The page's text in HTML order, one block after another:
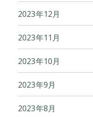
2023年12月
2023年11月
2023年10月
2023年9月
2023年8月